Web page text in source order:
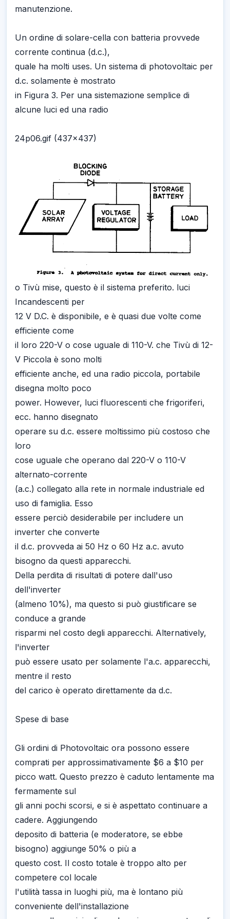
manutenzione.
Un ordine di solare-cella con batteria provvede
corrente continua (d.c.),
quale ha molti uses. Un sistema di photovoltaic per
d.c. solamente è mostrato
in Figura 3. Per una sistemazione semplice di
alcune luci ed una radio
24p06.gif (437x437)
o Tivù mise, questo è il sistema preferito. luci
Incandescenti per
12 V D.C. è disponibile, e è quasi due volte come
efficiente come
il loro 220-V o cose uguale di 110-V. che Tivù di 12-
V Piccola è sono molti
efficiente anche, ed una radio piccola, portabile
disegna molto poco
power. However, luci fluorescenti che frigoriferi,
ecc. hanno disegnato
operare su d.c. essere moltissimo più costoso che
loro
cose uguale che operano dal 220-V o 110-V
alternato-corrente
(a.c.) collegato alla rete in normale industriale ed
uso di famiglia. Esso
essere perciò desiderabile per includere un
inverter che converte
il d.c. provveda ai 50 Hz o 60 Hz a.c. avuto
bisogno da questi apparecchi.
Della perdita di risultati di potere dall'uso
dell'inverter
(almeno 10%), ma questo si può giustificare se
conduce a grande
risparmi nel costo degli apparecchi. Alternatively,
l'inverter
può essere usato per solamente l'a.c. apparecchi,
mentre il resto
del carico è operato direttamente da d.c.
Spese di base
Gli ordini di Photovoltaic ora possono essere
comprati per approssimativamente $6 a $10 per
picco watt. Questo prezzo è caduto lentamente ma
fermamente sul
gli anni pochi scorsi, e si è aspettato continuare a
cadere. Aggiungendo
deposito di batteria (e moderatore, se ebbe
bisogno) aggiunge 50% o più a
questo cost. Il costo totale è troppo alto per
competere col locale
l'utilità tassa in luoghi più, ma è lontano più
conveniente dell'installazione